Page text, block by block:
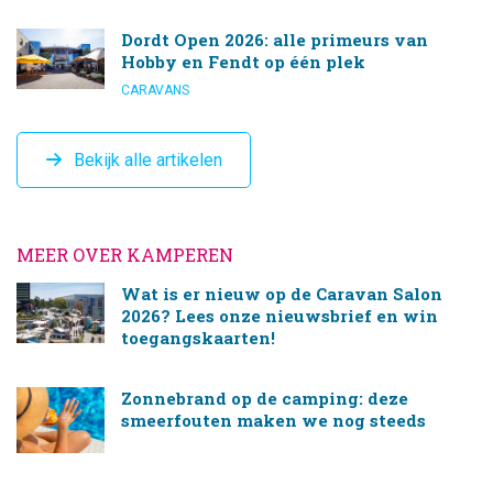
Dordt Open 2026: alle primeurs van
Hobby en Fendt op één plek
CARAVANS
Bekijk alle artikelen
MEER OVER KAMPEREN
Wat is er nieuw op de Caravan Salon
2026? Lees onze nieuwsbrief en win
toegangskaarten!
Zonnebrand op de camping: deze
smeerfouten maken we nog steeds